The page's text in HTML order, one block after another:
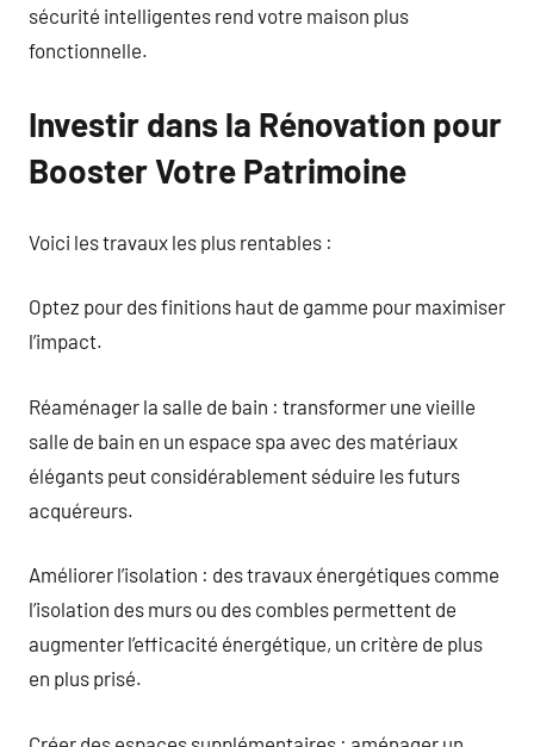
sécurité intelligentes rend votre maison plus
fonctionnelle.
Investir dans la Rénovation pour
Booster Votre Patrimoine
Voici les travaux les plus rentables :
Optez pour des finitions haut de gamme pour maximiser
l’impact.
Réaménager la salle de bain : transformer une vieille
salle de bain en un espace spa avec des matériaux
élégants peut considérablement séduire les futurs
acquéreurs.
Améliorer l’isolation : des travaux énergétiques comme
l’isolation des murs ou des combles permettent de
augmenter l’efficacité énergétique, un critère de plus
en plus prisé.